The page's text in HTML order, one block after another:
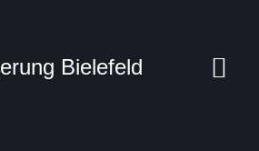
Bielefeld